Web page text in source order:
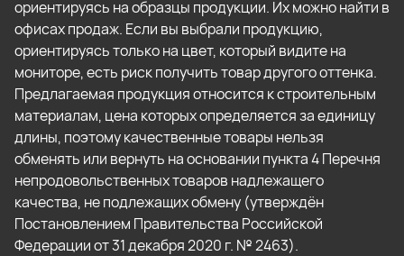
ориентируясь на образцы продукции. Их можно найти в
офисах продаж. Если вы выбрали продукцию,
ориентируясь только на цвет, который видите на
мониторе, есть риск получить товар другого оттенка.
Предлагаемая продукция относится к строительным
материалам, цена которых определяется за единицу
длины, поэтому качественные товары нельзя
обменять или вернуть на основании пункта 4 Перечня
непродовольственных товаров надлежащего
качества, не подлежащих обмену (утверждён
Постановлением Правительства Российской
Федерации от 31 декабря 2020 г. № 2463).